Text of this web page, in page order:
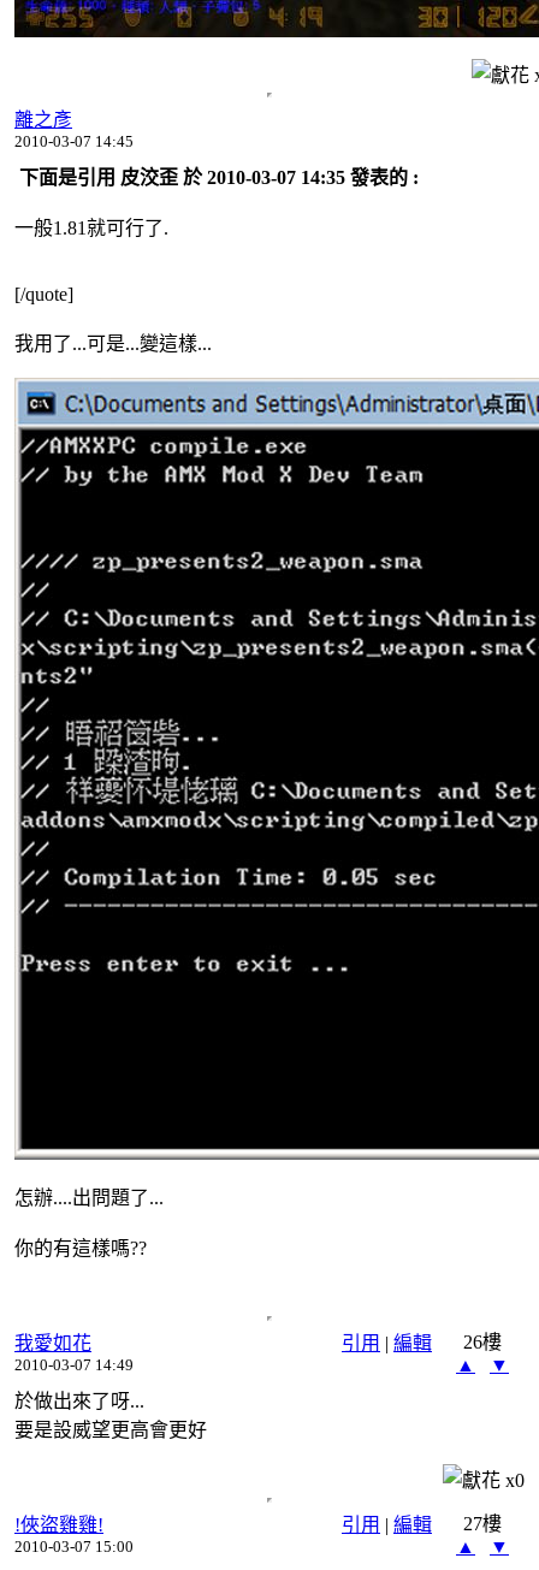
離之彥
2010-03-07 14:45
下面是引用 皮洨歪 於 2010-03-07 14:35 發表的 :
一般1.81就可行了.
[/quote]
我用了...可是...變這樣...
怎辦....出問題了...
你的有這樣嗎??
引用 | 編輯
我愛如花
2010-03-07 14:49
26樓
▲
▼
於做出來了呀...
要是設威望更高會更好
x0
引用 | 編輯
!俠盜雞雞!
2010-03-07 15:00
27樓
▲
▼